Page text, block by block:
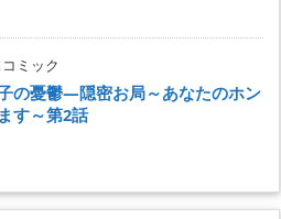
ミック
の憂鬱―隠密お局～あなたのホン
す～第2話